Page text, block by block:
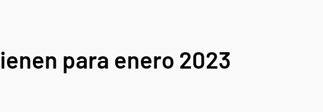
para enero 2023